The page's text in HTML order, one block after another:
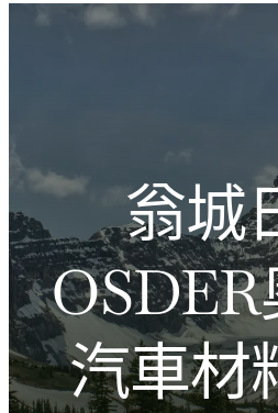
Introducing the Savara
翁城
汽車材